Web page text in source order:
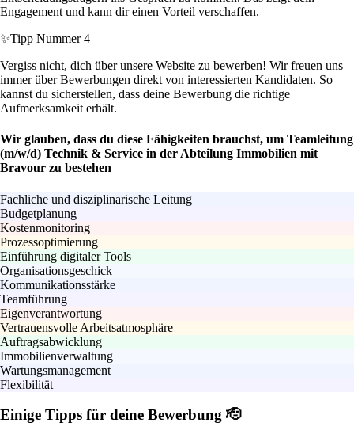
Engagement und kann dir einen Vorteil verschaffen.
✨Tipp Nummer 4
Vergiss nicht, dich über unsere Website zu bewerben! Wir freuen uns
immer über Bewerbungen direkt von interessierten Kandidaten. So
kannst du sicherstellen, dass deine Bewerbung die richtige
Aufmerksamkeit erhält.
Wir glauben, dass du diese Fähigkeiten brauchst, um Teamleitung
(m/w/d) Technik & Service in der Abteilung Immobilien mit
Bravour zu bestehen
Fachliche und disziplinarische Leitung
Budgetplanung
Kostenmonitoring
Prozessoptimierung
Einführung digitaler Tools
Organisationsgeschick
Kommunikationsstärke
Teamführung
Eigenverantwortung
Vertrauensvolle Arbeitsatmosphäre
Auftragsabwicklung
Immobilienverwaltung
Wartungsmanagement
Flexibilität
Einige Tipps für deine Bewerbung 🫡